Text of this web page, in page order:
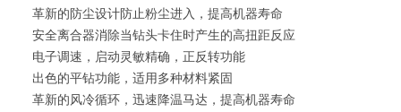
革新的防尘设计防止粉尘进入，提高机器寿命
安全离合器消除当钻头卡住时产生的高扭距反应
电子调速，启动灵敏精确，正反转功能
出色的平钻功能，适用多种材料紧固
革新的风冷循环，迅速降温马达，提高机器寿命